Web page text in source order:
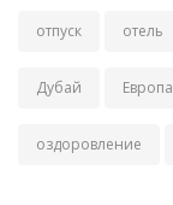
отпуск отель
Дубай Европа
оздоровление